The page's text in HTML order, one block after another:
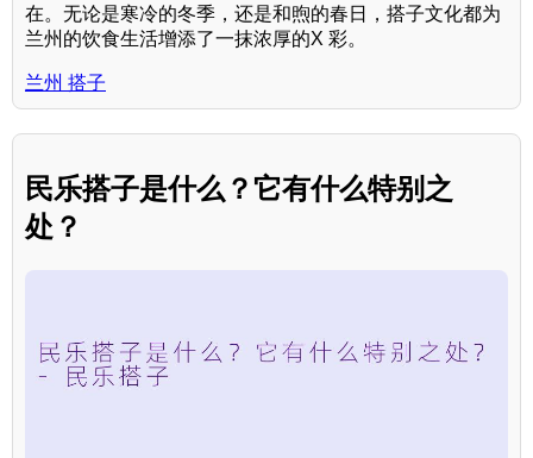
在。无论是寒冷的冬季，还是和煦的春日，搭子文化都为
兰州的饮食生活增添了一抹浓厚的X 彩。
兰州 搭子
民乐搭子是什么？它有什么特别之
处？